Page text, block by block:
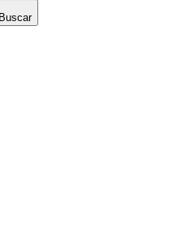
Buscar